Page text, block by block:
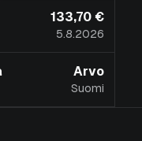
133,70 €
5.8.2026
Arvo
Suomi